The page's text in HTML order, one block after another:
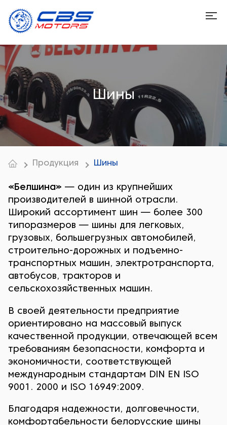
Шины
Продукция Шины
«Белшина» — один из крупнейших
производителей в шинной отрасли.
Широкий ассортимент шин — более 300
типоразмеров — шины для легковых,
грузовых, большегрузных автомобилей,
строительно-дорожных и подъемно-
транспортных машин, электротранспорта,
автобусов, тракторов и
сельскохозяйственных машин.
В своей деятельности предприятие
ориентировано на массовый выпуск
качественной продукции, отвечающей всем
требованиям безопасности, комфорта и
экономичности, соответствующей
международным стандартам DIN EN ISO
9001. 2000 и ISO 16949:2009.
Благодаря надежности, долговечности,
комфортабельности белорусские шины